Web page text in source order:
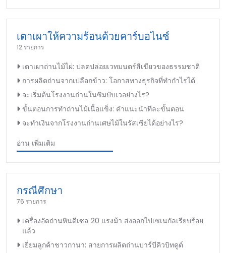
เตาเผาให้ความร้อนด้วยคาร์บอไนซ์
12 รายการ
เตาเผาถ่านไม้ไผ่: ปลดปล่อยเวทมนตร์สีเขียวของธรรมชาติ
การผลิตถ่านจากเปลือกข้าว: โอกาสทางธุรกิจที่ทำกำไรได้
จะเริ่มต้นโรงงานถ่านในซิมบับเวอย่างไร?
ขั้นตอนการทำถ่านไม้เนื้อแข็ง: คำแนะนำทีละขั้นตอน
จะทำเงินจากโรงงานถ่านเศษไม้ในรัสเซียได้อย่างไร?
อ่าน เพิ่มเติม
กรณีศึกษา
76 รายการ
เครื่องอัดถ่านหินดีเซล 20 แรงม้า ส่งออกไปเซเนกัลเรียบร้อย
แล้ว
เยี่ยมลูกค้าชาวกานา: สายการผลิตถ่านบาร์บีคิวบิทคูต์